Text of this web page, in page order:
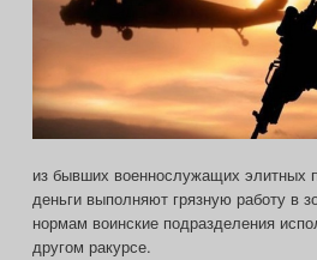
из бывших военнослужащих элитных
деньги выполняют грязную работу в
нормам воинские подразделения
другом ракурсе.